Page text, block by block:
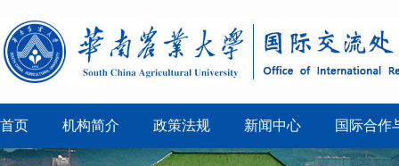
首页 机构简介 政策法规 新闻中心 国际合作